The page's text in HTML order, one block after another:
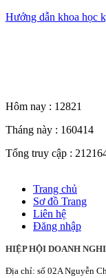
Hướng dẫn khoa học
Hôm nay : 12821
Tháng này : 160414
Tổng truy cập :
Trang chủ
Sơ đồ Trang
Liên hệ
Đăng nhập
HIỆP HỘI DOANH
Địa chỉ: số 02A Nguyễn